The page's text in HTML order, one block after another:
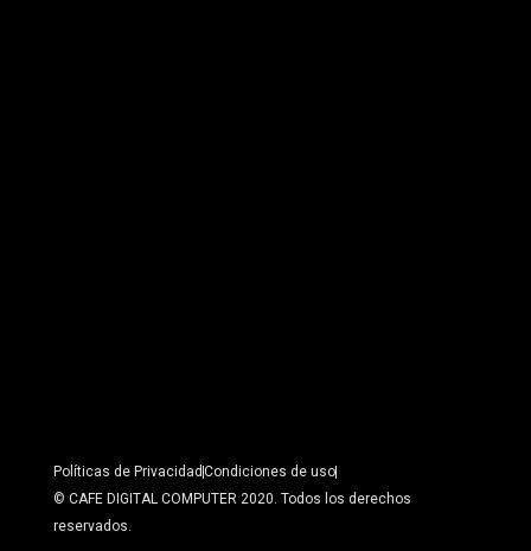
Políticas de Privacidad Condiciones de uso
© CAFE DIGITAL COMPUTER 2020. Todos los derechos
reservados.